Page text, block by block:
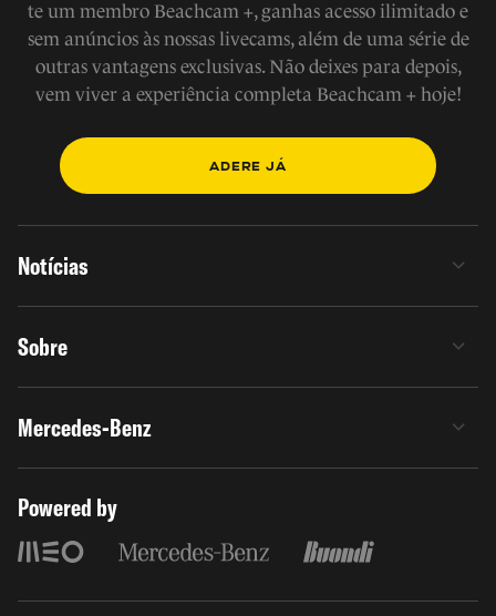
te um membro Beachcam +, ganhas acesso ilimitado e
sem anúncios às nossas livecams, além de uma série de
outras vantagens exclusivas. Não deixes para depois,
vem viver a experiência completa Beachcam + hoje!
ADERE JÁ
Notícias
Sobre
Mercedes-Benz
Powered by